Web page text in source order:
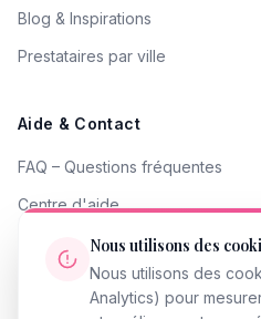
Blog & Inspirations
Prestataires par ville
Aide & Contact
FAQ – Questions fréquentes
Centre d'aide
Contacter le support
Signaler un problème
Nous utilisons des
Nous utilisons des
Analytics) pour